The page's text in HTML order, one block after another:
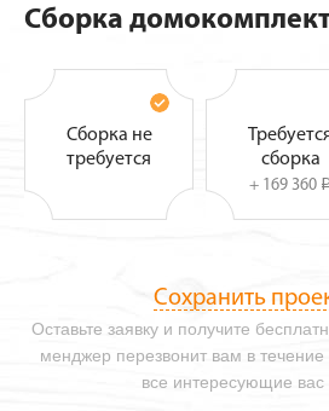
Сборка
Сборка не
требуется
сборка
+ 169 360 i
Оставьте заявку и получите
менджер перезвонит вам в течение
все интересующие вас
Сохранить